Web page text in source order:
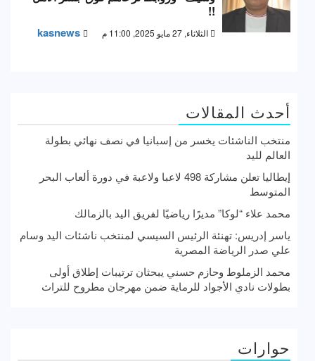
!!
الثلاثاء, 27 مايو 2025, 11:00 م kasnews
أحدث المقالات
منتخب الناشئات يخسر من إسبانيا في نصف نهائي بطولة
العالم لليد
إيطاليا تعلن مشاركة 498 لاعبا ولاعبة في دورة ألعاب البحر
المتوسط
محمد علاء “لوكا” مديرًا رياضيًا لفريق اليد بالزمالك
ياسر إدريس: تهنئة الرئيس السيسي لمنتخب ناشئات اليد وسام
علي صدر الرياضة المصرية
محمد الزملوط وحازم حسني يبحثان ترتيبات إطلاق أولى
بطولات نادي الأجواد للرماية ضمن مهرجان مطروح للتراث
حوارات